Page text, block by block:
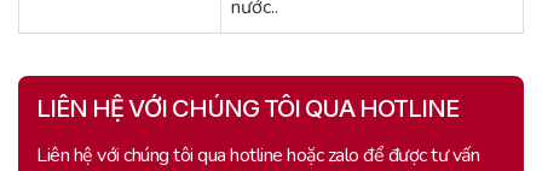
nước..
LIÊN HỆ VỚI CHÚNG TÔI QUA HOTLINE
Liên hệ với chúng tôi qua hotline hoặc zalo để được tư vấn